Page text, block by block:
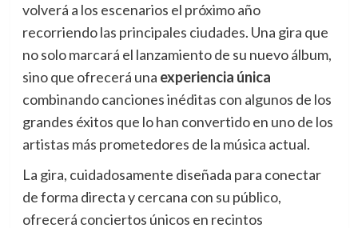
volverá a los escenarios el próximo año
recorriendo las principales ciudades. Una gira que
no solo marcará el lanzamiento de su nuevo álbum,
sino que ofrecerá una experiencia única
combinando canciones inéditas con algunos de los
grandes éxitos que lo han convertido en uno de los
artistas más prometedores de la música actual.
La gira, cuidadosamente diseñada para conectar
de forma directa y cercana con su público,
ofrecerá conciertos únicos en recintos